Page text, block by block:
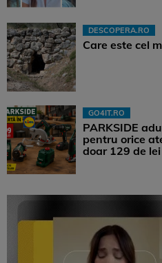
DESCOPERA.RO
Care este cel
GO4IT.RO
PARKSIDE
pentru orice
doar 129 de lei